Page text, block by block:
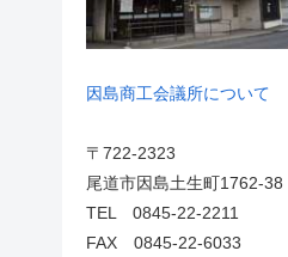
因島商工会議所について
〒722-2323
尾道市因島土生町1762-38
TEL 0845-22-2211
FAX 0845-22-6033